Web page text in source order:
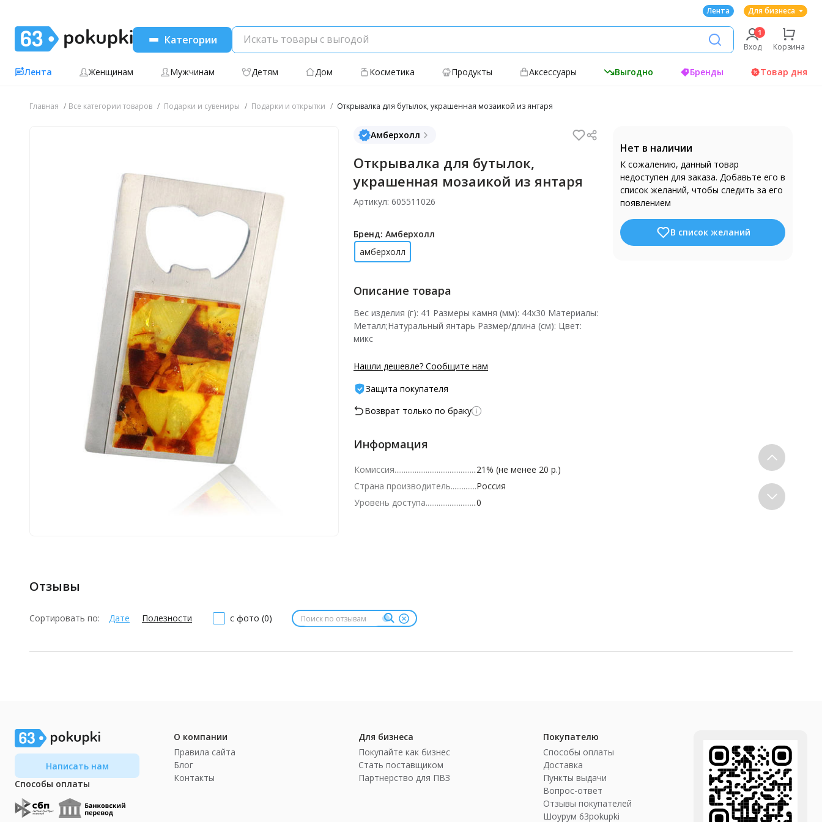
Лента Для бизнеса
Категории
Вход Корзина
Лента Женщинам Мужчинам Детям Дом Косметика Продукты Аксессуары Выгодно Бренды Товар дня
Главная Все категории товаров Подарки и сувениры Подарки и открытки Открывалка для бутылок, украшенная мозаикой из янтаря
Амберхолл
Открывалка для бутылок,
украшенная мозаикой из янтаря
Артикул: 605511026
Бренд: Амберхолл
амберхолл
Нет в наличии
К сожалению, данный товар
недоступен для заказа. Добавьте его в
список желаний, чтобы следить за его
появлением
В список желаний
Описание товара
Вес изделия (г): 41 Размеры камня (мм): 44х30 Материалы:
Металл;Натуральный янтарь Размер/длина (см): Цвет:
микс
Нашли дешевле? Сообщите нам
Защита покупателя
Возврат только по браку
Информация
Комиссия
21% (не менее 20 р.)
Страна производитель
Россия
Уровень доступа
0
Отзывы
Сортировать по: Дате Полезности с фото (0)
Написать нам
Способы оплаты
О компании
Правила сайта
Блог
Контакты
Для бизнеса
Покупайте как бизнес
Стать поставщиком
Партнерство для ПВЗ
Покупателю
Способы оплаты
Доставка
Пункты выдачи
Вопрос-ответ
Отзывы покупателей
Шоурум 63pokupki